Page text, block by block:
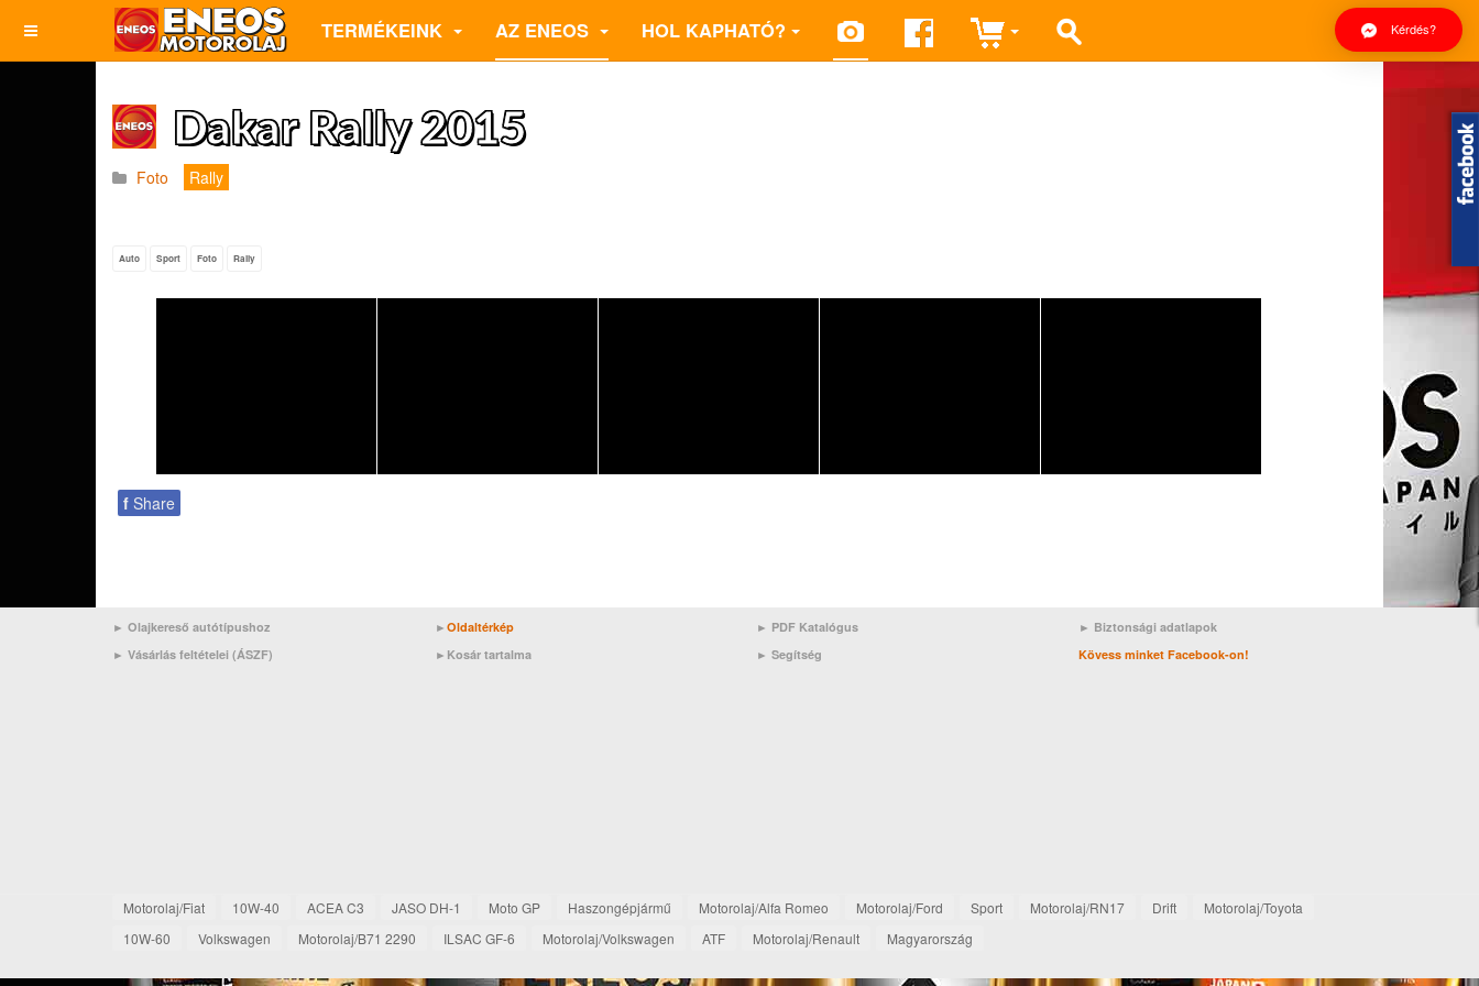
Kérdés?
TERMÉKEINK AZ ENEOS HOL KAPHATÓ?
Dakar Rally 2015
Foto Rally
Auto Sport Foto Rally
f Share
► Olajkereső autótípushoz
► Vásárlás feltételei (ÁSZF)
► Oldaltérkép
► Kosár tartalma
► PDF Katalógus
► Segítség
► Biztonsági adatlapok
Kövess minket Facebook-on!
Motorolaj/Fiat 10W-40 ACEA C3 JASO DH-1 Moto GP Haszongépjármű Motorolaj/Alfa Romeo Motorolaj/Ford Sport Motorolaj/RN17 Drift
Motorolaj/Toyota
10W-60
Volkswagen Motorolaj/B71 2290 ILSAC GF-6 Motorolaj/Volkswagen ATF Motorolaj/Renault Magyarország